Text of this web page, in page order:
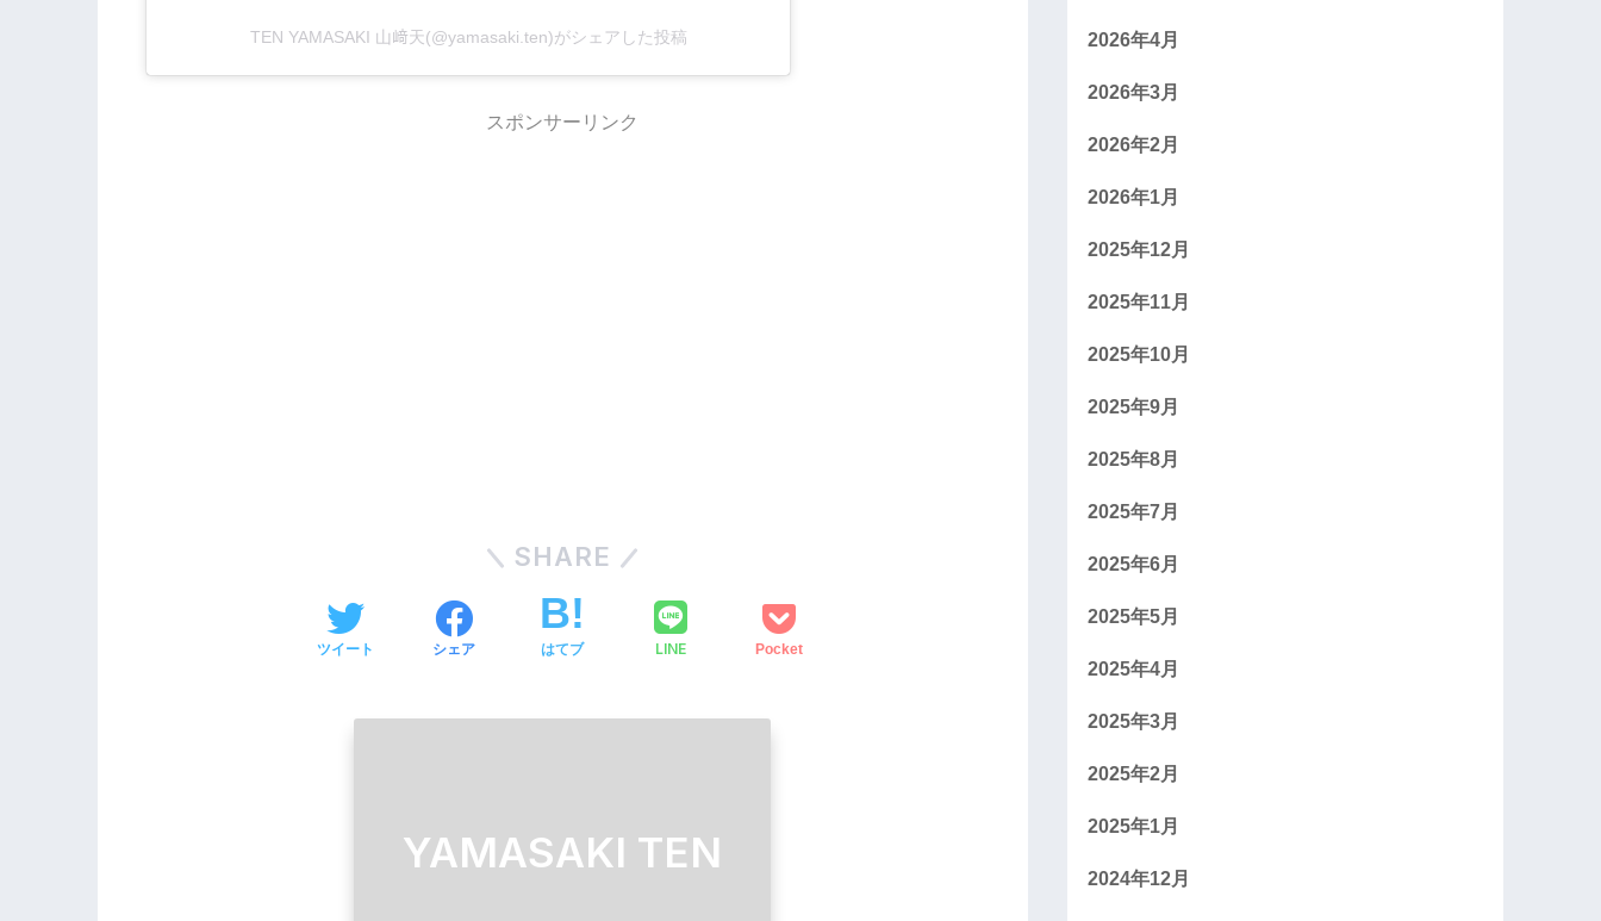
TEN YAMASAKI 山﨑天(@yamasaki.ten)がシェアした投稿
スポンサーリンク
SHARE
ツイート シェア はてブ LINE Pocket
YAMASAKI TEN
2026年4月
2026年3月
2026年2月
2026年1月
2025年12月
2025年11月
2025年10月
2025年9月
2025年8月
2025年7月
2025年6月
2025年5月
2025年4月
2025年3月
2025年2月
2025年1月
2024年12月